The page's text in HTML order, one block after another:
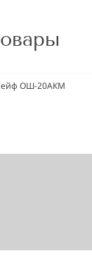
ОШ-20АКМ